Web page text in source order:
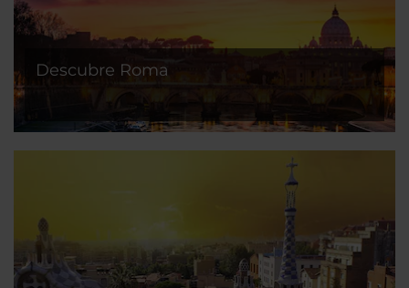
Descubre Roma